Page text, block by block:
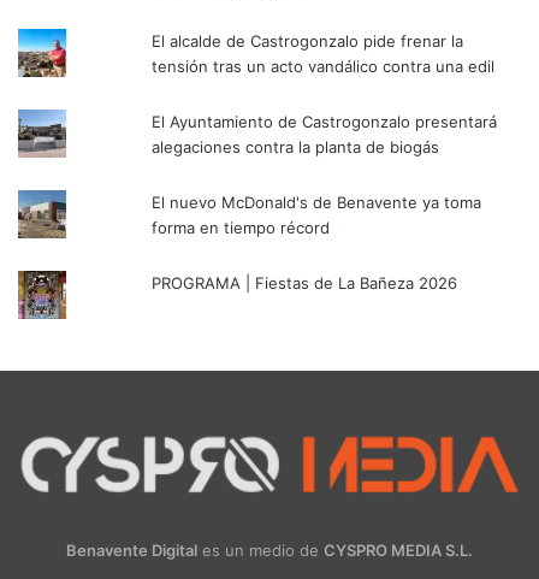
El alcalde de Castrogonzalo pide frenar la
tensión tras un acto vandálico contra una edil
El Ayuntamiento de Castrogonzalo presentará
alegaciones contra la planta de biogás
El nuevo McDonald's de Benavente ya toma
forma en tiempo récord
PROGRAMA | Fiestas de La Bañeza 2026
Benavente Digital es un medio de CYSPRO MEDIA S.L.